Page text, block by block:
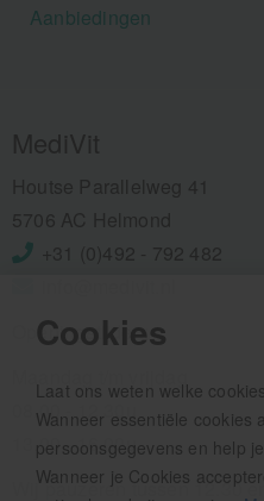
Cookies
Laat ons weten welke
Wanneer essentiële cookies
persoonsgegevens en help
Wanneer je Cookies
Aanbiedingen
Openingstijden:
08.00 - 12.30u
13.00 - 16.00u
Wij pauzeren tussen 12.30